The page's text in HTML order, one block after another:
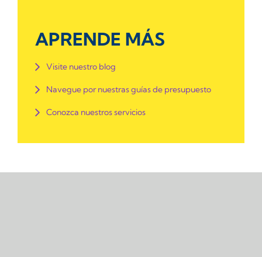
APRENDE MÁS
Visite nuestro blog
Navegue por nuestras guías de presupuesto
Conozca nuestros servicios